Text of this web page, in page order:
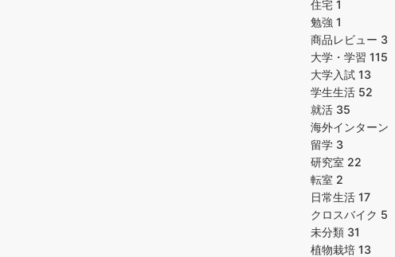
住宅 1
勉強 1
商品レビュー 3
大学・学習 115
大学入試 13
学生生活 52
就活 35
海外インターン
留学 3
研究室 22
転室 2
日常生活 17
クロスバイク 5
未分類 31
植物栽培 13